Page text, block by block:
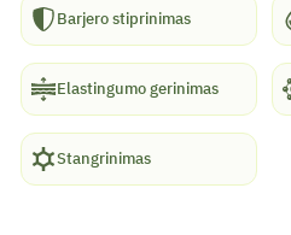
Barjero stiprinimas
Elastingumo gerinimas
Stangrinimas